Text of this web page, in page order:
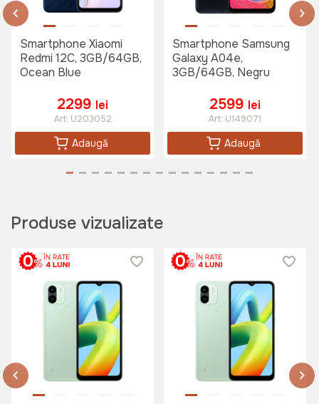
Smartphone Xiaomi
Redmi 12C, 3GB/64GB,
Ocean Blue
2299 lei
Art: U203052
Adaugă
Smartphone Samsung
Galaxy A04e,
3GB/64GB, Negru
2599 lei
Art: U149071
Adaugă
Produse vizualizate